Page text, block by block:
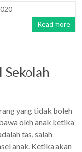
Read more
Sekolah
yang tidak boleh
oleh anak ketika
tas, salah
anak. Ketika akan